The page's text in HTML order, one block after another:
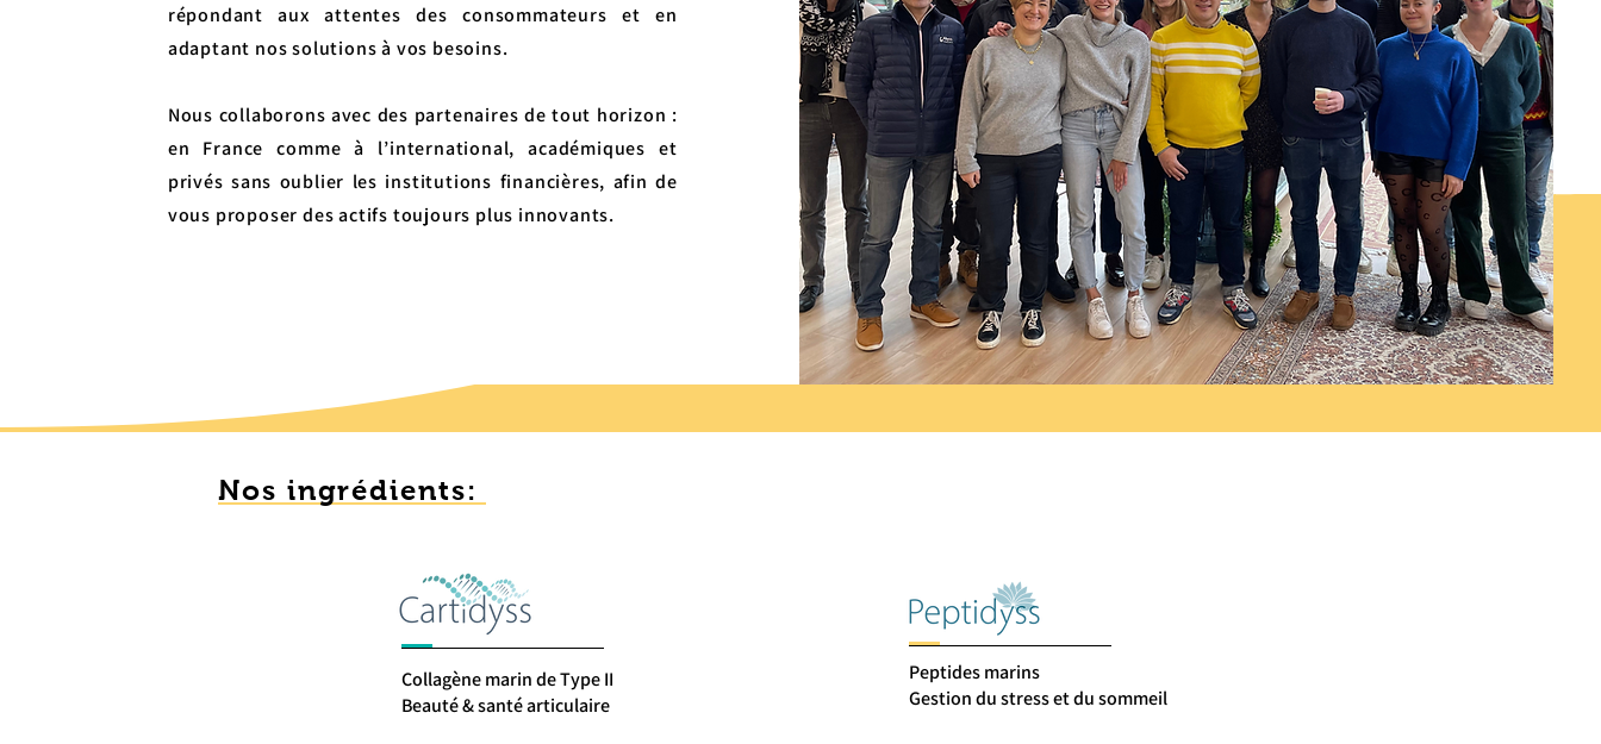
répondant aux attentes des consommateurs et en
adaptant nos solutions à vos besoins.
Nous collaborons avec des partenaires de tout horizon :
en France comme à l’international, académiques et
privés sans oublier les institutions financières, afin de
vous proposer des actifs toujours plus innovants.
Nos ingrédients:
Collagène marin de Type II
Beauté & santé articulaire
Peptides marins
Gestion du stress et du sommeil